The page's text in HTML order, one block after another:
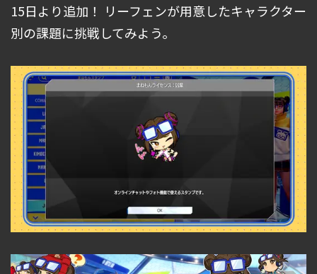
15日より追加！ リーフェンが用意したキャラクター
別の課題に挑戦してみよう。